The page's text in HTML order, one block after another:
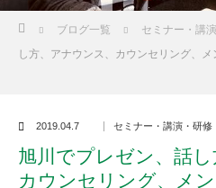
ブログ一覧 セミナー・講
し方、アナウンス、カウンセリング、
2019.04.7 セミナー・講演・研修
旭川でプレゼン、話し
カウンセリング、メ